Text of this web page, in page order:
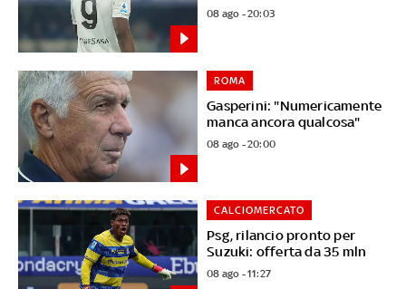
08 ago - 20:03
Gasperini: "Numericamente
manca ancora qualcosa"
ROMA
08 ago - 20:00
Psg, rilancio pronto per
Suzuki: offerta da 35 mln
CALCIOMERCATO
08 ago - 11:27